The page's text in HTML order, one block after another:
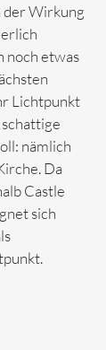
der Wirkung
noch etwas
Lichtpunkt
nämlich
Da
Castle
sich